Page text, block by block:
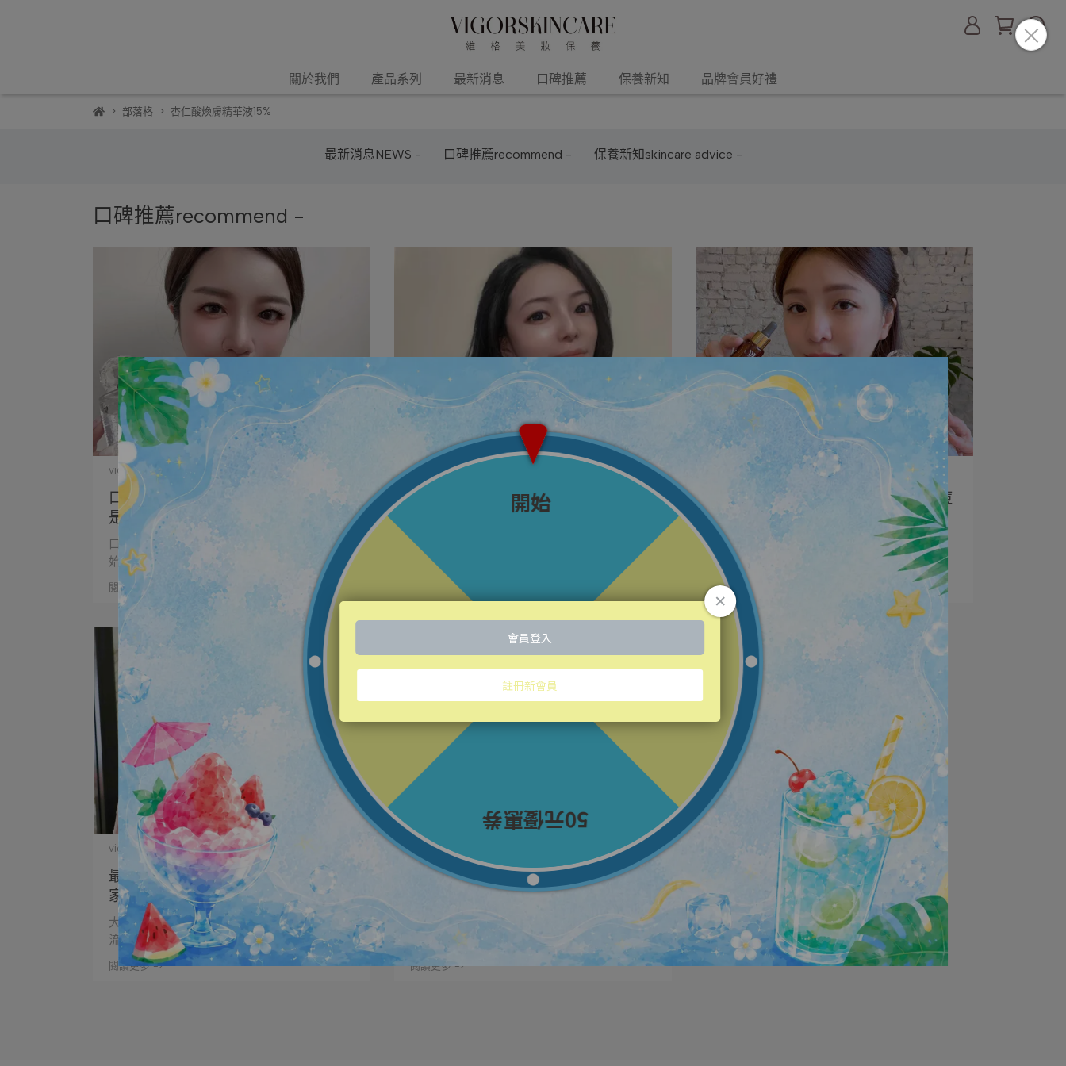
關於我們 產品系列 最新消息 口碑推薦 保養新知 品牌會員好禮
部落格 杏仁酸煥膚精華液15%
最新消息NEWS - 口碑推薦recommend - 保養新知skincare advice -
口碑推薦recommend -
口罩令解禁後~大家對於肌膚的保養
是不是又開始勤勞起來了呢?
vigorskincare | 2023-04-13
口罩令解禁後~大家對於肌膚的保養是不是又開
始勤勞起來了呢? ⋯
閱讀更多 ->
最近的皮膚水水嫩嫩的～因為開始了
我的居家煥膚保養🌿
vigorskincare | 2023-04-12
最近的皮膚水水嫩嫩的～ 這是因為開始了我的
居家煥膚保養⋯
閱讀更多 ->
臉色一旦暗沈就會顯得氣色不好，痘
痘肌更是讓美女大扣分❌
vigorskincare | 2023-04-10
#文末優惠 臉色一旦暗沈就會顯得氣⋯
閱讀更多 ->
最近酸類的保養品超級流行💕我的居
家保養神器
vigorskincare | 2023-04-10
大家保養都用什麼呢～ 最近酸類的保養品超級
流行💕 ⋯
閱讀更多 ->
每天都能使用的杏仁酸煥膚精華液~
vigorskincare | 2022-02-11
當個親切的「酸」民，每天都能使用的杏仁酸
煥膚精華液 ⋯
閱讀更多 ->